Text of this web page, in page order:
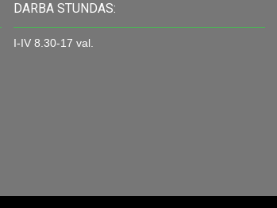
DARBA STUNDAS:
I-IV 8.30-17 val.